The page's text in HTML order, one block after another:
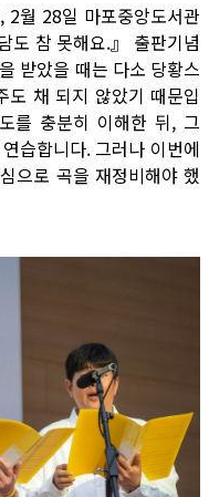
2월 28일 마포중앙도서관
도 참 못해요.』 출판기념
받았을 때는 다소 당황스
도 채 되지 않았기 때문입
를 충분히 이해한 뒤, 그
습합니다. 그러나 이번에
으로 곡을 재정비해야 했